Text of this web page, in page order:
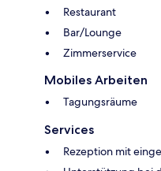
Restaurant
Bar/Lounge
Zimmerservice
Mobiles Arbeiten
Tagungsräume
Services
Rezeption mit